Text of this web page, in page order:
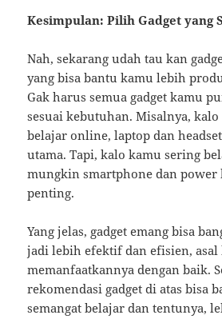
Kesimpulan: Pilih Gadget yang
Nah, sekarang udah tau kan
yang bisa bantu kamu lebih
Gak harus semua gadget kamu
sesuai kebutuhan. Misalnya,
belajar online, laptop dan
utama. Tapi, kalo kamu sering
mungkin smartphone dan power
penting.
Yang jelas, gadget emang bisa
jadi lebih efektif dan efisien, asal
memanfaatkannya dengan baik.
rekomendasi gadget di atas bisa
semangat belajar dan tentunya,